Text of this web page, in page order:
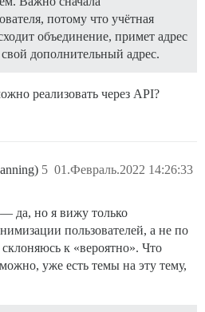
потому что учётная
объединение, примет адрес
дополнительный адрес.
реализовать через API?
01.Февраль.2022 14:26:33
5
да, но я вижу только
пользователей, а не по
к «вероятно». Что
уже есть темы на эту тему,